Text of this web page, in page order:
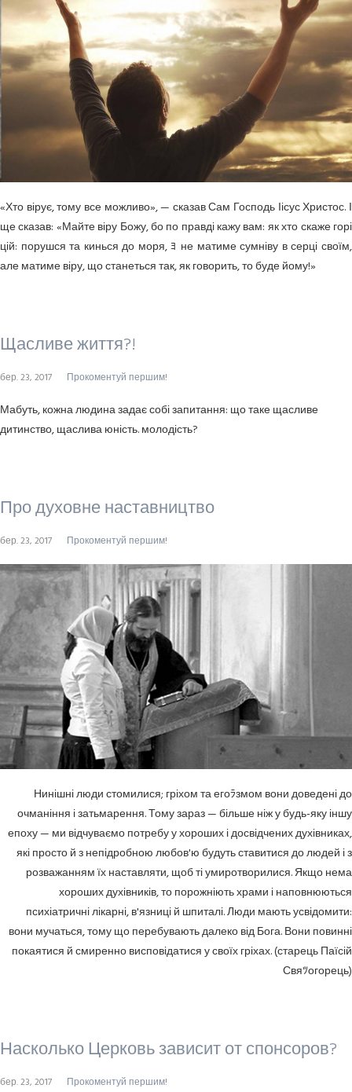
«Хто вірує, тому все можливо», — сказав Сам Господь Іісус Христос. І
ще сказав: «Майте віру Божу, бо по правді кажу вам: як хто скаже горі
цій: порушся та кинься до моря, ﾖ не матиме сумніву в серці своїм,
але матиме віру, що станеться так, як говорить, то буде йому!»
Щасливе життя?!
бер. 23, 2017 Прокоментуй першим!
Мабуть, кожна людина задає собі запитання: що таке щасливе
дитинство, щаслива юність. молодість?
Про духовне наставництво
бер. 23, 2017 Прокоментуй першим!
Нинішні люди стомилися; гріхом та егоﾗзмом вони доведені до
очманіння і затьмарення. Тому зараз — більше ніж у будь-яку іншу
епоху — ми відчуваємо потребу у хороших і досвідчених духівниках,
які просто й з непідробною любов'ю будуть ставитися до людей і з
розважанням їх наставляти, щоб ті умиротворилися. Якщо нема
хороших духівників, то порожніють храми і наповнюються
психіатричні лікарні, в'язниці й шпиталі. Люди мають усвідомити:
вони мучаться, тому що перебувають далеко від Бога. Вони повинні
покаятися й смиренно висповідатися у своїх гріхах. (старець Паїсій
Свяﾂогорець)
Насколько Церковь зависит от спонсоров?
бер. 23, 2017 Прокоментуй першим!